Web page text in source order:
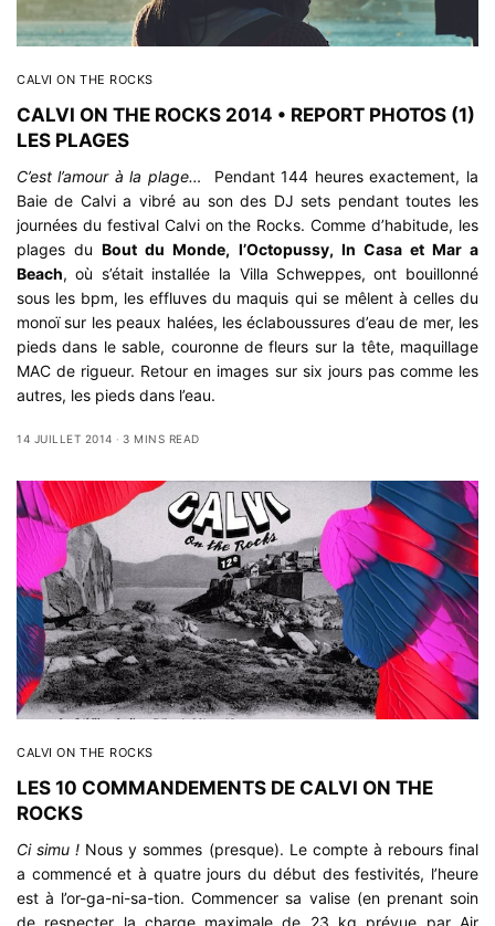
CALVI ON THE ROCKS
CALVI ON THE ROCKS 2014 • REPORT PHOTOS (1)
LES PLAGES
C’est l’amour à la plage…
Pendant 144 heures exactement, la
Baie de Calvi a vibré au son des DJ sets pendant toutes les
journées du festival Calvi on the Rocks. Comme d’habitude, les
plages duBout du Monde, l’Octopussy, In Casaet Mar a
Beach, où s’était installée la Villa Schweppes, ont bouillonné
sous les bpm, les effluves du maquis qui se mêlent à celles du
monoï sur les peaux halées, les éclaboussures d’eau de mer, les
pieds dans le sable, couronne de fleurs sur la tête, maquillage
MAC de rigueur. Retour en images sur six jours pas comme les
autres, les pieds dans l’eau.
14 JUILLET 2014 3 MINS READ
CALVI ON THE ROCKS
LES 10 COMMANDEMENTS DE CALVI ON THE
ROCKS
Ci simu ! Nous y sommes (presque). Le compte à rebours final
a commencé et à quatre jours du début des festivités, l’heure
est à l’or-ga-ni-sa-tion. Commencer sa valise (en prenant soin